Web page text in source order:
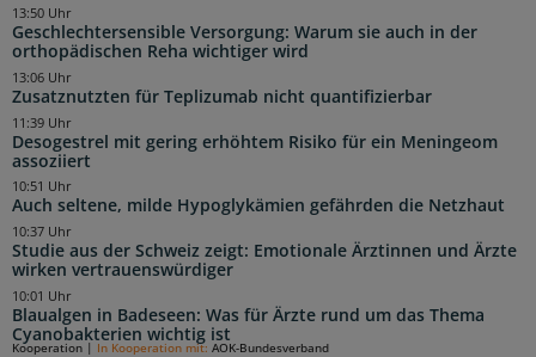
Geschlechtersensible Versorgung: Warum sie auch in der
orthopädischen Reha wichtiger wird
13:50 Uhr
Zusatznutzten für Teplizumab nicht quantifizierbar
13:06 Uhr
Desogestrel mit gering erhöhtem Risiko für ein Meningeom
assoziiert
11:39 Uhr
Auch seltene, milde Hypoglykämien gefährden die Netzhaut
10:51 Uhr
Studie aus der Schweiz zeigt: Emotionale Ärztinnen und Ärzte
wirken vertrauenswürdiger
10:37 Uhr
Blaualgen in Badeseen: Was für Ärzte rund um das Thema
Cyanobakterien wichtig ist
10:01 Uhr
Kooperation | In Kooperation mit: AOK-Bundesverband